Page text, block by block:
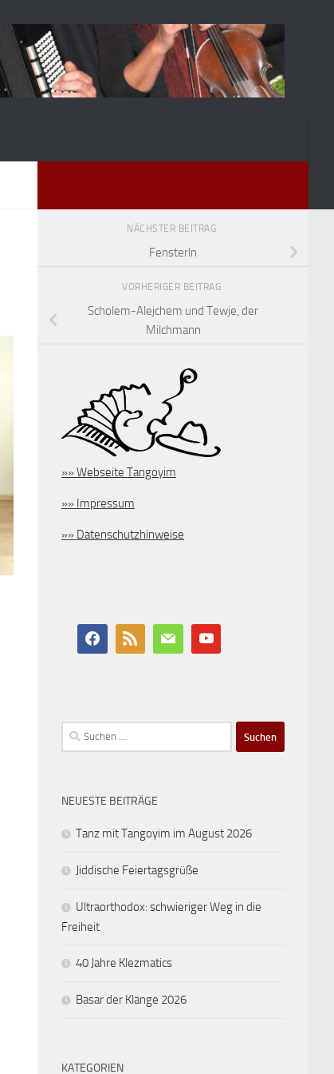
NÄCHSTER BEITRAG
Fensterln
VORHERIGER BEITRAG
Scholem-Alejchem und Tewje, der
Milchmann
»» Webseite Tangoyim
»» Impressum
»» Datenschutzhinweise
Suchen
nach:
NEUESTE BEITRÄGE
Tanz mit Tangoyim im August 2026
Jiddische Feiertagsgrüße
Ultraorthodox: schwieriger Weg in die
Freiheit
40 Jahre Klezmatics
Basar der Klänge 2026
KATEGORIEN